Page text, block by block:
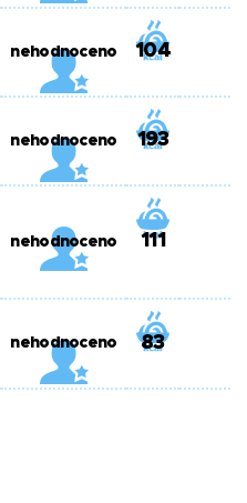
nehodnoceno 104
nehodnoceno 193
nehodnoceno 111
nehodnoceno 83